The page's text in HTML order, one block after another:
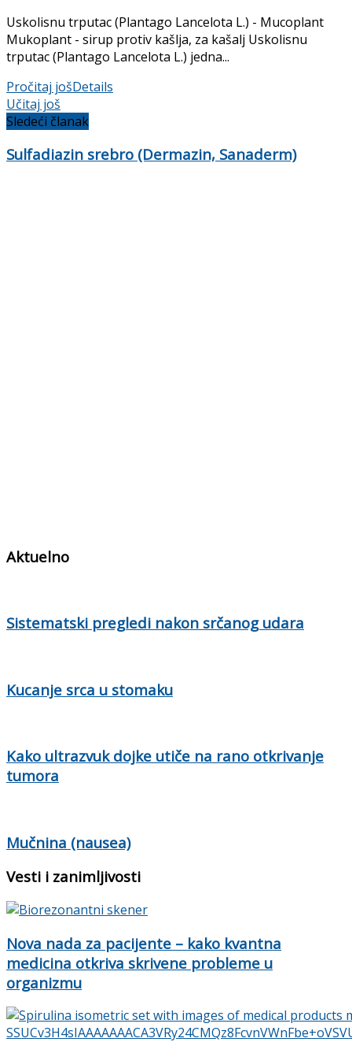
Uskolisnu trputac (Plantago Lancelota L.) - Mucoplant
Mukoplant - sirup protiv kašlja, za kašalj Uskolisnu
trputac (Plantago Lancelota L.) jedna...
Pročitaj jošDetails
Učitaj još
Sledeći članak
Sulfadiazin srebro (Dermazin, Sanaderm)
Aktuelno
Sistematski pregledi nakon srčanog udara
Kucanje srca u stomaku
Kako ultrazvuk dojke utiče na rano otkrivanje
tumora
Mučnina (nausea)
Vesti i zanimljivosti
Nova nada za pacijente – kako kvantna
medicina otkriva skrivene probleme u
organizmu